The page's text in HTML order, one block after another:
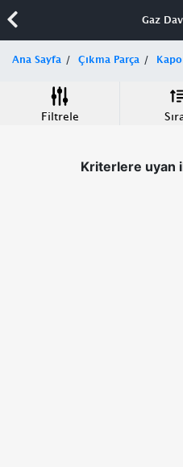
Gaz
Ana Sayfa Çıkma Parça
Filtrele
Kriterlere uyan